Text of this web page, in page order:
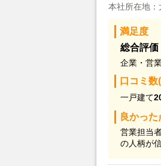
本社所在地：
満足度
総合評価
企業・営
口コミ数
一戸建て
良かった
営業担当
の人柄が